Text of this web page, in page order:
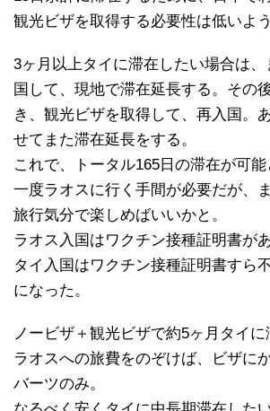
観光ビザを取得する必要性は低いよ
3ヶ月以上タイに滞在したい場合は、
国して、現地で滞在延長する。その
き、観光ビザを取得して、再入国。
せてまた滞在延長をする。
これで、トータル165日の滞在が可能
一度ラオスに行く手間が必要だが、
旅行気分で楽しめばいいかと。
ラオス入国はワクチン接種証明書が
タイ入国はワクチン接種証明書すら
になった。
ノービザ＋観光ビザで約5ヶ月タイに
ラオスへの旅費をのぞけば、ビザに
バーツのみ。